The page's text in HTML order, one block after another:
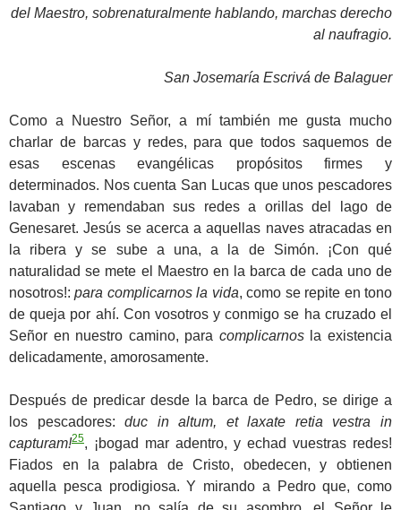
del Maestro, sobrenaturalmente hablando, marchas derecho
al naufragio.
San Josemaría Escrivá de Balaguer
Como a Nuestro Señor, a mí también me gusta mucho
charlar de barcas y redes, para que todos saquemos de
esas escenas evangélicas propósitos firmes y
determinados. Nos cuenta San Lucas que unos pescadores
lavaban y remendaban sus redes a orillas del lago de
Genesaret. Jesús se acerca a aquellas naves atracadas en
la ribera y se sube a una, a la de Simón. ¡Con qué
naturalidad se mete el Maestro en la barca de cada uno de
nosotros!:para complicarnos la vida, como se repite en tono
de queja por ahí. Con vosotros y conmigo se ha cruzado el
Señor en nuestro camino, para complicarnosla existencia
delicadamente, amorosamente.
Después de predicar desde la barca de Pedro, se dirige a
los pescadores:duc in altum, et laxate retia vestra in
capturam!25, ¡bogad mar adentro, y echad vuestras redes!
Fiados en la palabra de Cristo, obedecen, y obtienen
aquella pesca prodigiosa. Y mirando a Pedro que, como